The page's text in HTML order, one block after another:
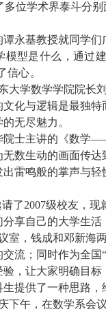
多位学术界泰斗分
永基教授就同学
模型是什么，通过
信心。
大学数学学院院长
化与逻辑是最独特
无尽魅力。
院士主讲的《数学
数生动的画面传
雷鸣般的掌声与轻
了2007级校友，现
享自己的大学生
室，钱成和邓新海
流；同时作为全
，让大家明确目
提供了一种思路，
下午，在数学系会